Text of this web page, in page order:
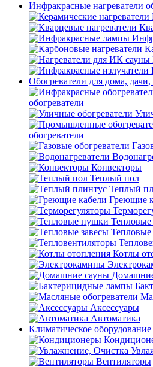
Инфракрасные нагреватели
Обогреватели для дома, дачи,
обогреватели
обогреватели
Конвекторы
Теплый пол
Теплый
Греющие
Тепловые
Котлы
Аксессуары
Автоматика
Климатическое оборудование
Вентиляторы